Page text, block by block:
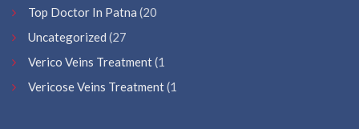
Top Doctor In Patna (20
Uncategorized (27
Verico Veins Treatment(1
Vericose Veins Treatment(1